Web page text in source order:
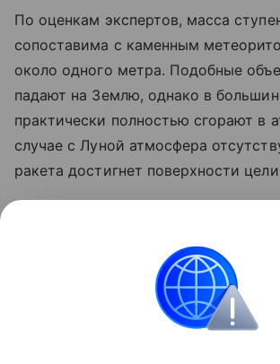
По оценкам экспертов, масса
сопоставима с каменным
около одного метра. Подобные
падают на Землю, однако в
практически полностью сгорают в
случае с Луной атмосфера
ракета достигнет поверхности
об атмосфере древней Земли.
Луна